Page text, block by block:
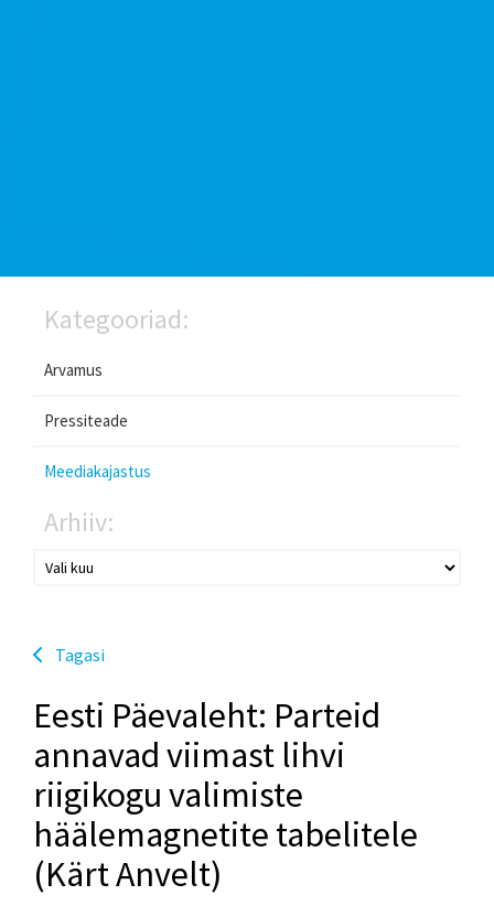
Kategooriad:
Arvamus
Pressiteade
Meediakajastus
Arhiiv:
Tagasi
Eesti Päevaleht: Parteid
annavad viimast lihvi
riigikogu valimiste
häälemagnetite tabelitele
(Kärt Anvelt)